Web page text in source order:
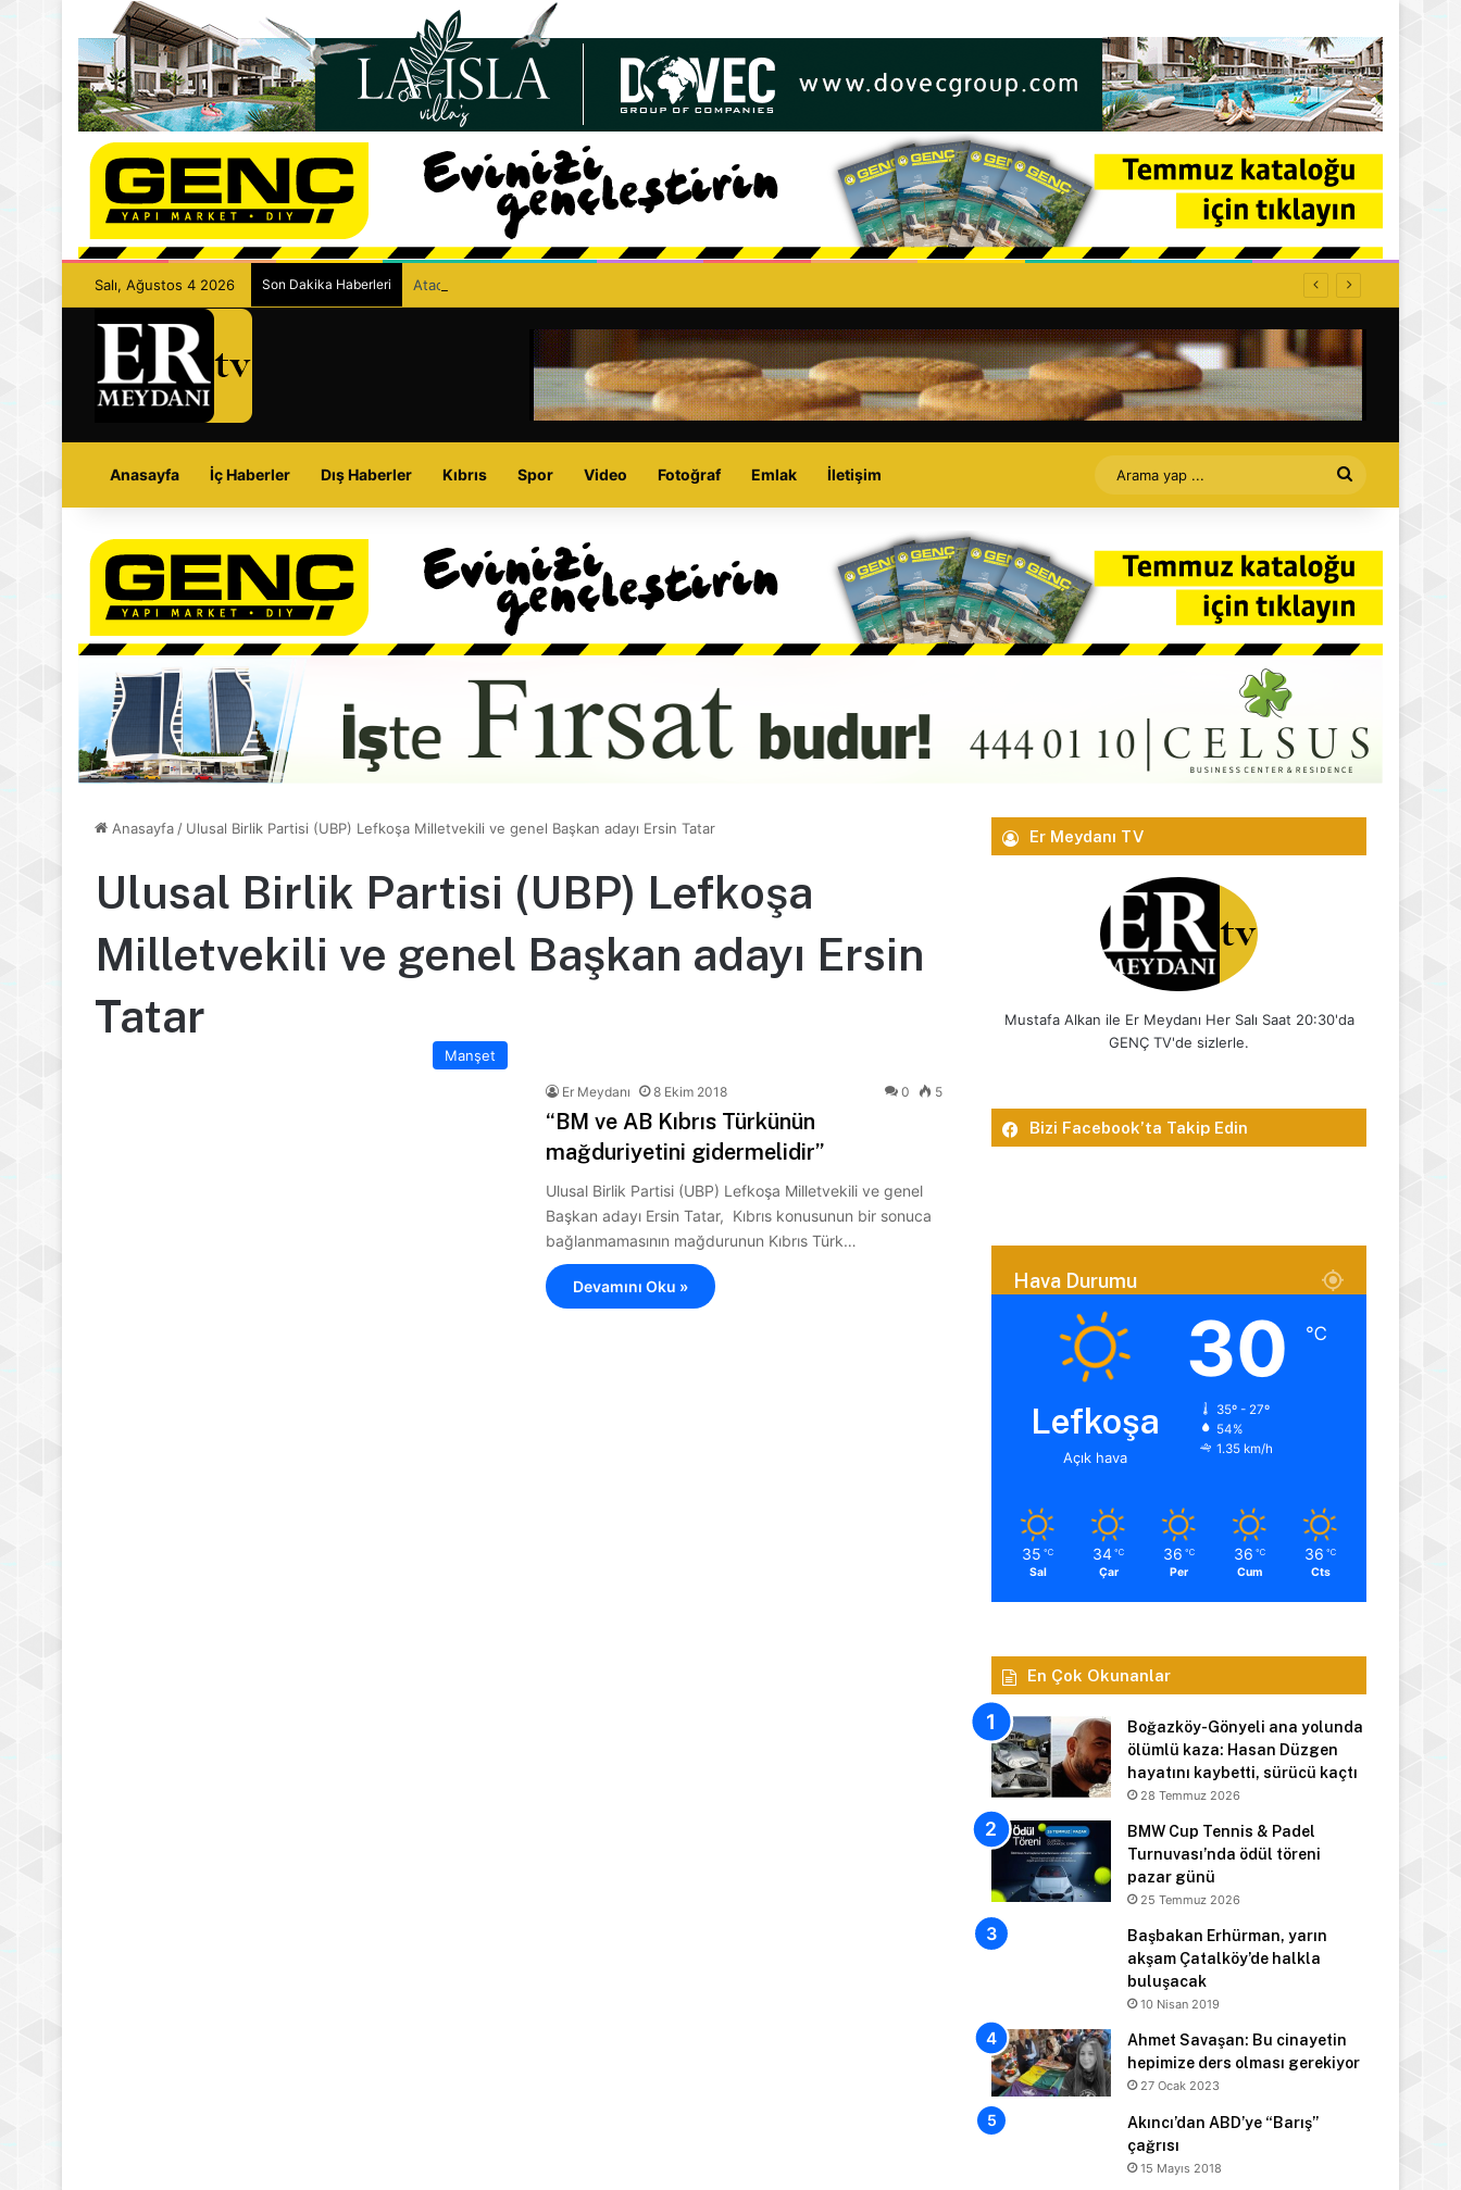
Salı, Ağustos 4 2026 Son Dakika Haberleri Ataoğlu: “Doğal Gaz Projesi”, KKTC’nin enerji geleceğini güvence altına alacak tarihi bir adımdır
Anasayfa İç Haberler Dış Haberler Kıbrıs Spor Video Fotoğraf Emlak İletişim
Arama
yap
...
Anasayfa/ Ulusal Birlik Partisi (UBP) Lefkoşa Milletvekili ve genel Başkan adayı Ersin Tatar
Ulusal Birlik Partisi (UBP) Lefkoşa
Milletvekili ve genel Başkan adayı Ersin
Tatar
Manşet
Er Meydanı 8 Ekim 2018 0 5
“BM ve AB Kıbrıs Türkünün
mağduriyetini gidermelidir”
Ulusal Birlik Partisi (UBP) Lefkoşa Milletvekili ve genel
Başkan adayı Ersin Tatar, Kıbrıs konusunun bir sonuca
bağlanmamasının mağdurunun Kıbrıs Türk…
Devamını Oku »
Er Meydanı TV
Mustafa Alkan ile Er Meydanı Her Salı Saat 20:30'da
GENÇ TV'de sizlerle.
Bizi Facebook’ta Takip Edin
Hava Durumu
Lefkoşa
Açık hava
30 ℃
35º - 27º
54%
1.35 km/h
35 ℃
Sal
34 ℃
Çar
36 ℃
Per
36 ℃
Cum
36 ℃
Cts
En Çok Okunanlar
Boğazköy-Gönyeli ana yolunda
ölümlü kaza: Hasan Düzgen
hayatını kaybetti, sürücü kaçtı
28 Temmuz 2026
BMW Cup Tennis & Padel
Turnuvası’nda ödül töreni
pazar günü
25 Temmuz 2026
Başbakan Erhürman, yarın
akşam Çatalköy’de halkla
buluşacak
10 Nisan 2019
Ahmet Savaşan: Bu cinayetin
hepimize ders olması gerekiyor
27 Ocak 2023
Akıncı’dan ABD’ye “Barış”
çağrısı
15 Mayıs 2018